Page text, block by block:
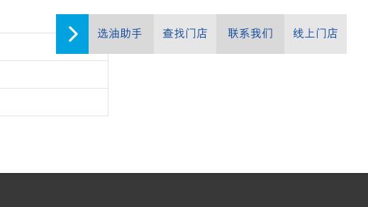
选油助手 查找门店 联系我们 线上门店